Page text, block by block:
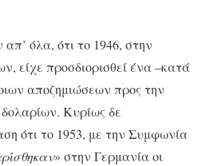
απ’ όλα, ότι το 1946, στην
είχε προσδιορισθεί ένα –κατά
αποζημιώσεων προς την
Κυρίως δε
ότι το 1953, με την Συμφωνία
» στην Γερμανία οι